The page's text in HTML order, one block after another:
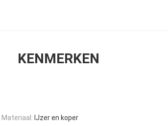
KENMERKEN
Materiaal: IJzer en koper